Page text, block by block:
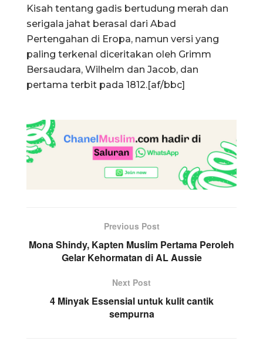
Kisah tentang gadis bertudung merah dan
serigala jahat berasal dari Abad
Pertengahan di Eropa, namun versi yang
paling terkenal diceritakan oleh Grimm
Bersaudara, Wilhelm dan Jacob, dan
pertama terbit pada 1812.[af/bbc]
Previous Post
Mona Shindy, Kapten Muslim Pertama Peroleh
Gelar Kehormatan di AL Aussie
Next Post
4 Minyak Essensial untuk kulit cantik
sempurna